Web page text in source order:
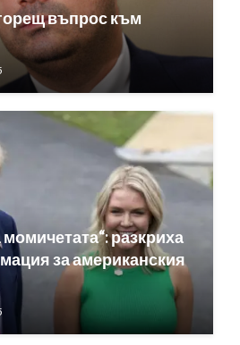
въпрос към
разкриха
за американския